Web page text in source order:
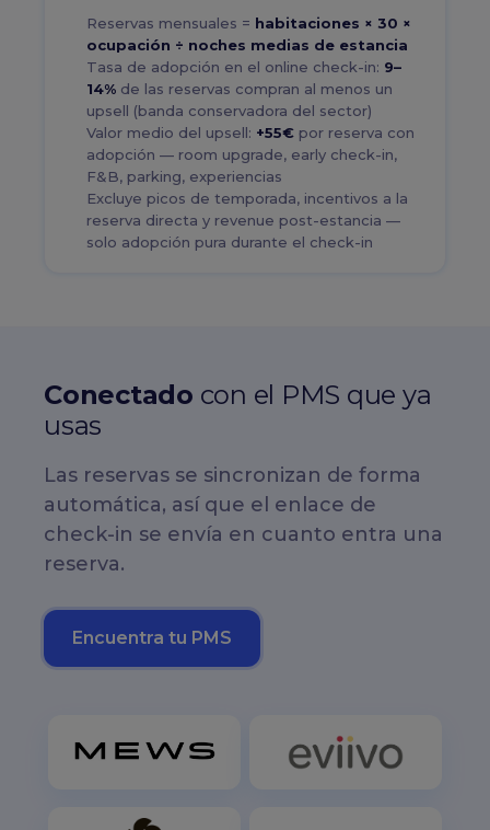
Reservas mensuales = habitaciones × 30 ×
ocupación ÷ noches medias de estancia
Tasa de adopción en el online check-in: 9–
14% de las reservas compran al menos un
upsell (banda conservadora del sector)
Valor medio del upsell: +55€ por reserva con
adopción — room upgrade, early check-in,
F&B, parking, experiencias
Excluye picos de temporada, incentivos a la
reserva directa y revenue post-estancia —
solo adopción pura durante el check-in
Conectado con el PMS que ya
usas
Las reservas se sincronizan de forma
automática, así que el enlace de
check-in se envía en cuanto entra una
reserva.
Encuentra tu PMS